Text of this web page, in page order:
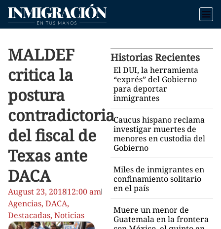
MALDEF
critica la
postura
contradictoria
del fiscal de
Texas ante
DACA
August 23, 201812:00 am
Agencias, DACA,
Destacadas, Noticias
Historias Recientes
El DUI, la herramienta
“exprés” del Gobierno
para deportar
inmigrantes
Caucus hispano reclama
investigar muertes de
menores en custodia del
Gobierno
Miles de inmigrantes en
confinamiento solitario
en el país
Muere un menor de
Guatemala en la frontera